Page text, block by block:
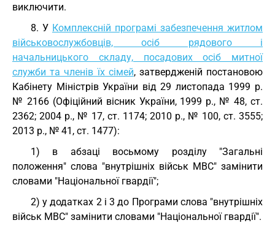
виключити.
8. У Комплексній програмі забезпечення житлом
військовослужбовців, осіб рядового і
начальницького складу, посадових осіб митної
служби та членів їх сімей, затвердженій постановою
Кабінету Міністрів України від 29 листопада 1999 р.
№ 2166 (Офіційний вісник України, 1999 р., № 48, ст.
2362; 2004 р., № 17, ст. 1174; 2010 р., № 100, ст. 3555;
2013 р., № 41, ст. 1477):
1) в абзаці восьмому розділу "Загальні
положення" слова "внутрішніх військ МВС" замінити
словами "Національної гвардії";
2) у додатках 2 і 3 до Програми слова "внутрішніх
військ МВС" замінити словами "Національної гвардії".